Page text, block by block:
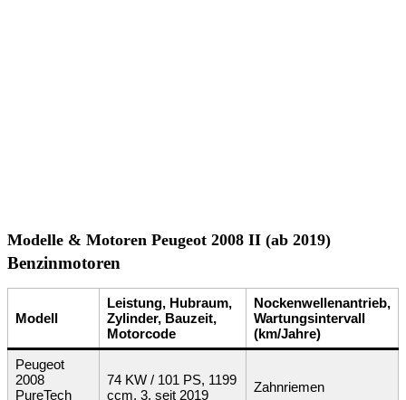
Modelle & Motoren Peugeot 2008 II (ab 2019)
Benzinmotoren
Modell
Leistung, Hubraum,
Zylinder, Bauzeit,
Motorcode
Nockenwellenantrieb,
Wartungsintervall
(km/Jahre)
Peugeot
2008
PureTech
74 KW / 101 PS, 1199
ccm, 3, seit 2019
Zahnriemen